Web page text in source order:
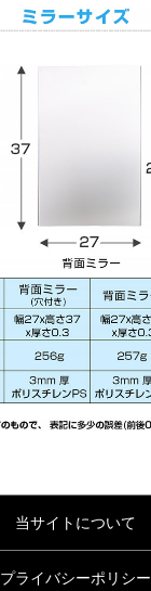
当サイトについて
プライバシーポリシー